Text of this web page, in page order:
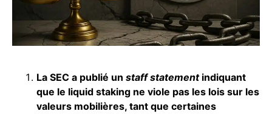
La SEC a publié un staff statementindiquant
que le liquid staking ne viole pas les lois sur les
valeurs mobilières, tant que certaines